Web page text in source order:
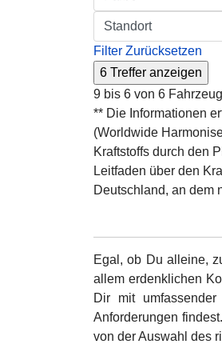
Filter Zurücksetzen
9 bis 6 von 6
** Die Informationen
(Worldwide
Kraftstoffs durch den
Leitfaden über den
Deutschland, an dem
Egal, ob Du alleine,
allem erdenklichen
Dir mit
Anforderungen
von der Auswahl des